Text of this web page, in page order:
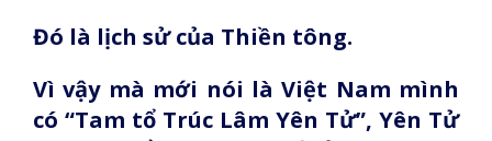
Đó là lịch sử của Thiền tông.
Vì vậy mà mới nói là Việt Nam mình
có “Tam tổ Trúc Lâm Yên Tử”, Yên Tử